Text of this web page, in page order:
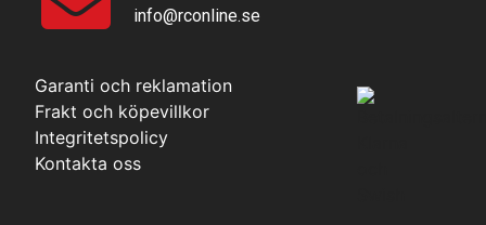
info@rconline.se
Garanti och reklamation
Frakt och köpevillkor
Integritetspolicy
Kontakta oss